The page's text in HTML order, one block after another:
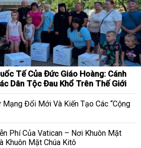
Tế Của Đức Giáo Hoàng: Cánh
Dân Tộc Đau Khổ Trên Thế Giới
Mạng Đổi Mới Và Kiến Tạo Các “Cộng
Phí Của Vatican – Nơi Khuôn Mặt
Khuôn Mặt Chúa Kitô